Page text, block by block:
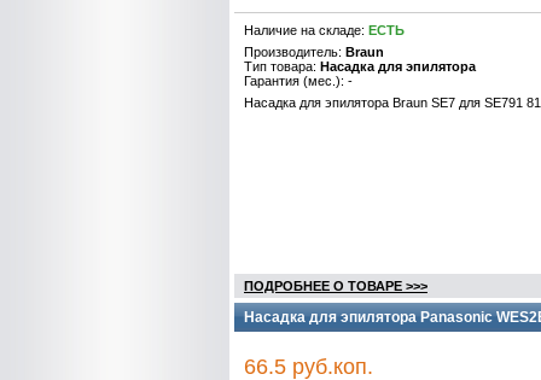
Наличие на складе: ЕСТЬ
Производитель: Braun
Тип товара: Насадка для эпилятора
Гарантия (мес.): -
Насадка для эпилятора Braun SЕ7 для SE791
ПОДРОБНЕЕ О ТОВАРЕ >>>
Насадка для эпилятора Panasonic
66.5 руб.коп.